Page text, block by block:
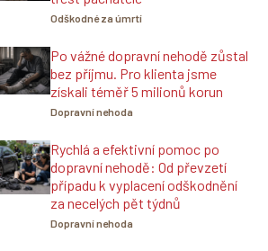
Odškodné za úmrtí
Po vážné dopravní nehodě zůstal
bez příjmu. Pro klienta jsme
získali téměř 5 milionů korun
Dopravní nehoda
Rychlá a efektivní pomoc po
dopravní nehodě: Od převzetí
případu k vyplacení odškodnění
za necelých pět týdnů
Dopravní nehoda